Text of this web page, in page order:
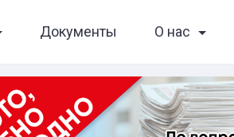
Документы О нас